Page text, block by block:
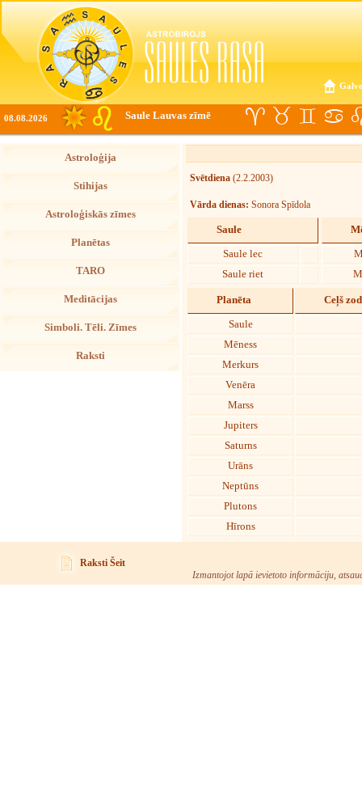
08.08.2026 Saule Lauvas zīmē
Astroloģija
Stihijas
Astroloģiskās zīmes
Planētas
TARO
Meditācijas
Simboli. Tēli. Zīmes
Raksti
Svētdiena (2.2.2003)
Vārda dienas: Sonora Spīdola
Saule
Saule lec
Saule riet
Planēta Ceļš
Saule
Mēness
Merkurs
Venēra
Marss
Jupiters
Saturns
Urāns
Neptūns
Plutons
Hīrons
Raksti Šeit
Izmantojot lapā ievietoto informāciju,